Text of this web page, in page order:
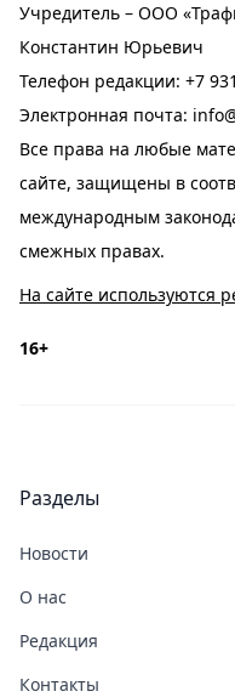
Учредитель – ООО
Константин Юрьевич
Телефон редакции: +7
Электронная почта:
Все права на любые
сайте, защищены в
международным
смежных правах.
На сайте используются
16+
Разделы
Новости
О нас
Редакция
Контакты